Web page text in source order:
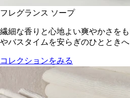
フレグランス ソープ
繊細な香りと心地よい爽やかさを
やバスタイムを安らぎのひとときへ
コレクションをみる